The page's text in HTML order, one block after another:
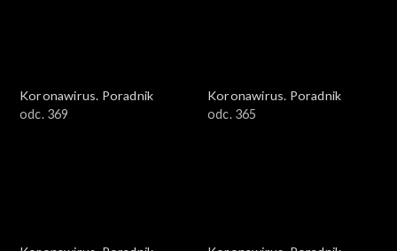
Koronawirus. Poradnik
odc. 369
Koronawirus. Poradnik
odc. 365